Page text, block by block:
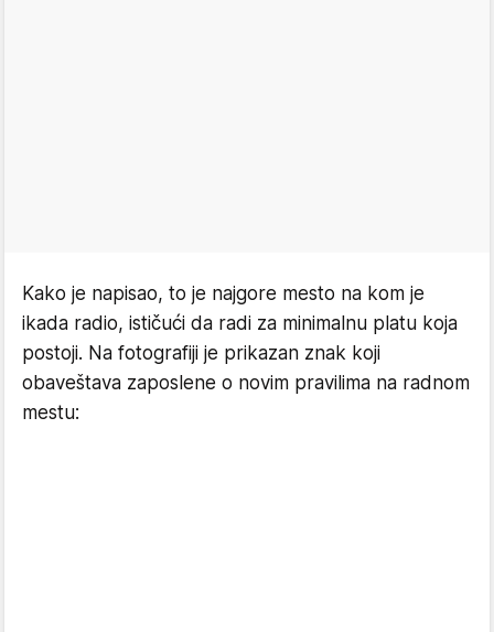
Kako je napisao, to je najgore mesto na kom je
ikada radio, ističući da radi za minimalnu platu koja
postoji. Na fotografiji je prikazan znak koji
obaveštava zaposlene o novim pravilima na radnom
mestu: